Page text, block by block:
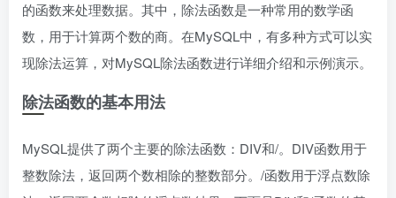
的函数来处理数据。其中，除法函数是一种常用的数学函
数，用于计算两个数的商。在MySQL中，有多种方式可以实
现除法运算，对MySQL除法函数进行详细介绍和示例演示。
除法函数的基本用法
MySQL提供了两个主要的除法函数：DIV和/。DIV函数用于
整数除法，返回两个数相除的整数部分。/函数用于浮点数除